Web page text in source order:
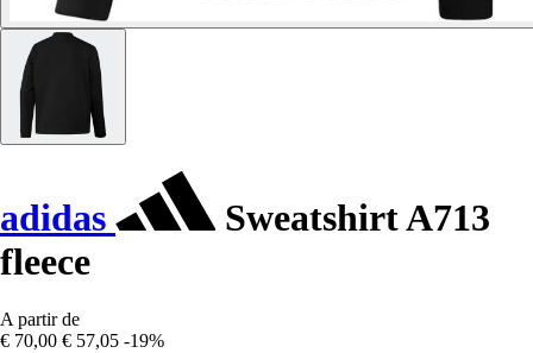
adidas
Sweatshirt A713
fleece
A partir de
€ 70,00 € 57,05 -19%